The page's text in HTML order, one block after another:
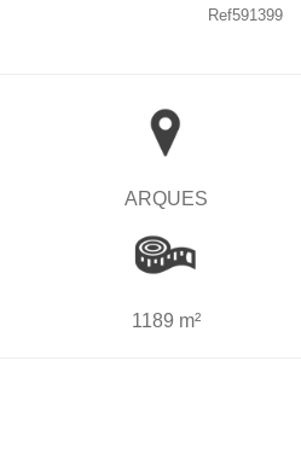
Ref591399
ARQUES
1189 m²